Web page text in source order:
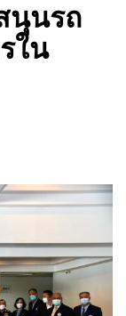
นุนรถ
ใน